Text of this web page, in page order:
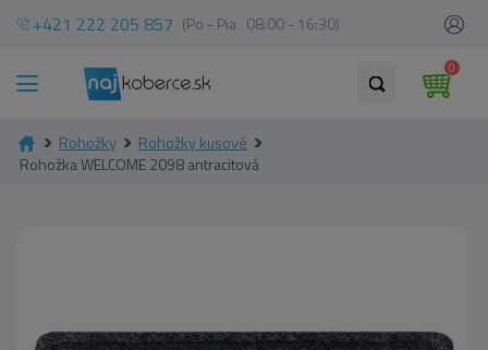
+421 222 205 857 (Po - Pia 08:00 - 16:30)
0
Rohožky
Rohožky kusové
Rohožka WELCOME 2098 antracitová